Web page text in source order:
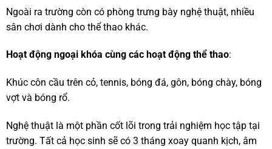
Ngoài ra trường còn có phòng trưng bày nghệ thuật, nhiều
sân chơi dành cho thể thao khác.
Hoạt động ngoại khóa cùng các hoạt động thể thao:
Khúc côn cầu trên cỏ, tennis, bóng đá, gôn, bóng chày, bóng
vợt và bóng rổ.
Nghệ thuật là một phần cốt lõi trong trải nghiệm học tập tại
trường. Tất cả học sinh sẽ có 3 tháng xoay quanh kịch, âm